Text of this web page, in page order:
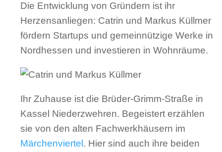
Die Entwicklung von Gründern ist ihr
Herzensanliegen: Catrin und Markus Küllmer
fördern Startups und gemeinnützige Werke in
Nordhessen und investieren in Wohnräume.
Ihr Zuhause ist die Brüder-Grimm-Straße in
Kassel Niederzwehren. Begeistert erzählen
sie von den alten Fachwerkhäusern im
Märchenviertel . Hier sind auch ihre beiden